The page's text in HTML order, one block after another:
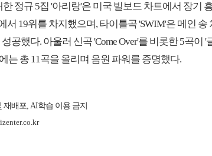
정규 5집 '아리랑'은 미국 빌보드 차트에서 장기
서 19위를 차지했으며, 타이틀곡 'SWIM'은 메인 송
공했다. 아울러 신곡 'Come Over'를 비롯한 5곡이 '
는 총 11곡을 올리며 음원 파워를 증명했다.
배포, AI학습 이용 금지